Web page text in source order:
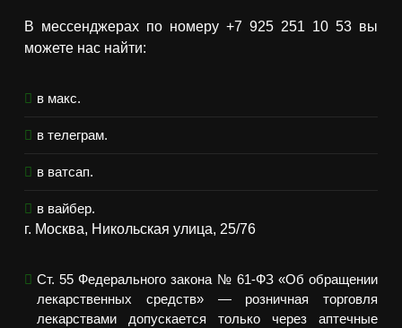
В мессенджерах по номеру +7 925 251 10 53 вы
можете нас найти:
в макс.
в телеграм.
в ватсап.
в вайбер.
г. Москва, Никольская улица, 25/76
Ст. 55 Федерального закона № 61-ФЗ «Об обращении
лекарственных средств» — розничная торговля
лекарствами допускается только через аптечные